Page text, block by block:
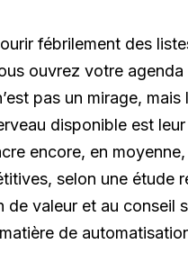
fébrilement des
ouvrez votre
pas un mirage,
disponible est
encore, en
selon une étude
valeur et au conseil
de